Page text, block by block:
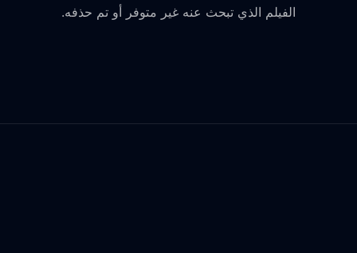
الفيلم الذي تبحث عنه غير متوفر أو تم حذفه.